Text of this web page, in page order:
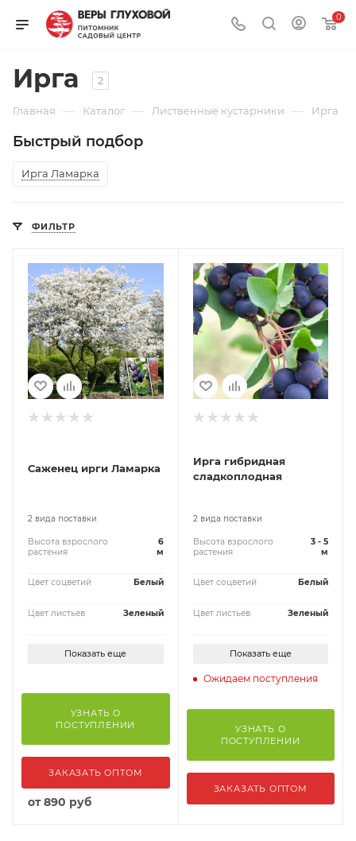
0
Ирга 2
Главная — Каталог — Лиственные кустарники — Ирга
Быстрый подбор
Ирга Ламарка
ФИЛЬТР
Саженец ирги Ламарка
2 вида поставки
Высота взрослого
растения
6
м
Цвет соцветий Белый
Цвет листьев Зеленый
Показать еще
УЗНАТЬ О
ПОСТУПЛЕНИИ
ЗАКАЗАТЬ ОПТОМ
от890 руб
Ирга гибридная
сладкоплодная
2 вида поставки
Высота взрослого
растения
3 - 5
м
Цвет соцветий Белый
Цвет листьев Зеленый
Показать еще
Ожидаем поступления
УЗНАТЬ О
ПОСТУПЛЕНИИ
ЗАКАЗАТЬ ОПТОМ